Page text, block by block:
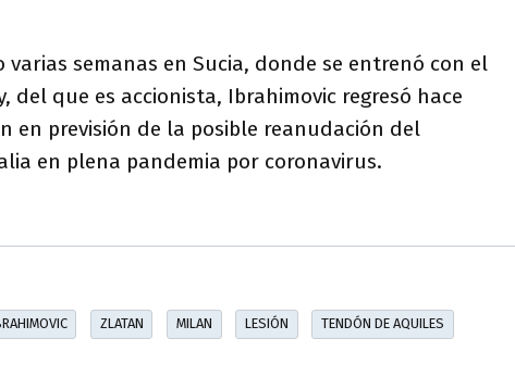
varias semanas en Sucia, donde se entrenó con el
del que es accionista, Ibrahimovic regresó hace
en previsión de la posible reanudación del
en plena pandemia por coronavirus.
ZLATAN MILAN LESIÓN TENDÓN DE AQUILES